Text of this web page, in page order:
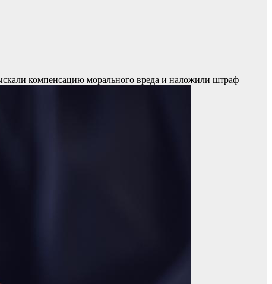
компенсацию морального вреда и наложили штраф